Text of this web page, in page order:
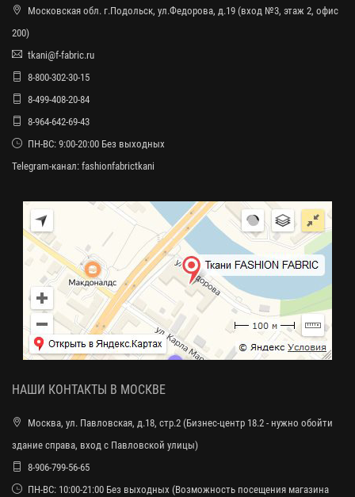
Московская обл. г.Подольск, ул.Федорова, д.19 (вход №3, этаж 2, офис
200)
tkani@f-fabric.ru
8-800-302-30-15
8-499-408-20-84
8-964-642-69-43
ПН-ВС: 9:00-20:00 Без выходных
Telegram-канал: fashionfabrictkani
НАШИ КОНТАКТЫ В МОСКВЕ
Москва, ул. Павловская, д.18, стр.2 (Бизнес-центр 18.2 - нужно обойти
здание справа, вход с Павловской улицы)
8-906-799-56-65
ПН-ВС: 10:00-21:00 Без выходных (Возможность посещения магазина